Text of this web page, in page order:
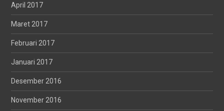
April 2017
Maret 2017
Februari 2017
Januari 2017
Desember 2016
November 2016